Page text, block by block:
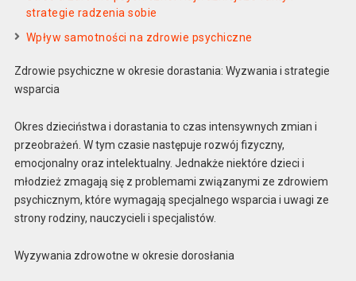
strategie radzenia sobie
Wpływ samotności na zdrowie psychiczne
Zdrowie psychiczne w okresie dorastania: Wyzwania i strategie
wsparcia
Okres dzieciństwa i dorastania to czas intensywnych zmian i
przeobrażeń. W tym czasie następuje rozwój fizyczny,
emocjonalny oraz intelektualny. Jednakże niektóre dzieci i
młodzież zmagają się z problemami związanymi ze zdrowiem
psychicznym, które wymagają specjalnego wsparcia i uwagi ze
strony rodziny, nauczycieli i specjalistów.
Wyzywania zdrowotne w okresie dorosłania